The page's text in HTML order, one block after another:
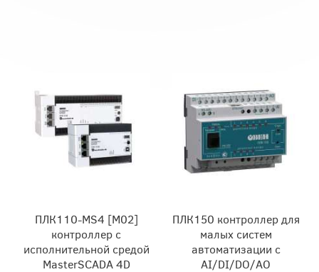
ПЛК110-MS4 [M02]
контроллер c
исполнительной средой
MasterSCADA 4D
ПЛК150 контроллер для
малых систем
автоматизации с
AI/DI/DO/AO